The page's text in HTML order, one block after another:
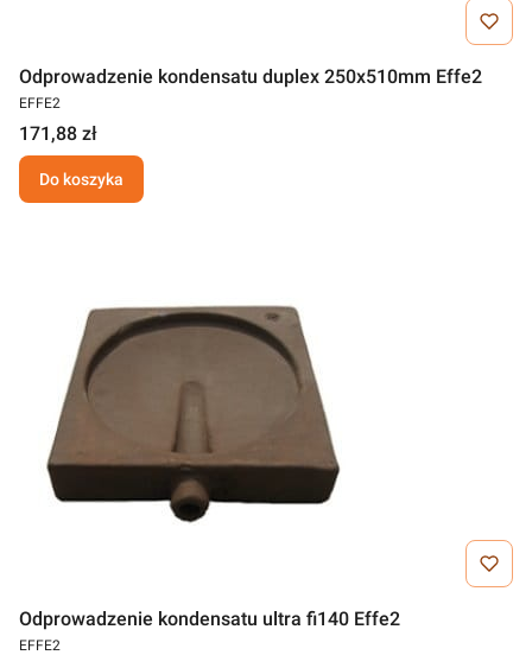
Odprowadzenie kondensatu duplex 250x510mm Effe2
EFFE2
171,88 zł
Do koszyka
Odprowadzenie kondensatu ultra fi140 Effe2
EFFE2